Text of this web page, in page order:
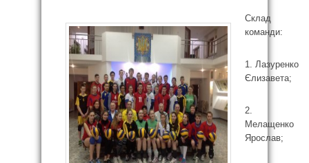
Склад
команди:
1. Лазуренко
Єлизавета;
2.
Мелащенко
Ярослав;